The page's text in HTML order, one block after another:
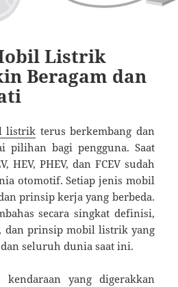
Listrik
Beragam dan
listrik terus berkembang dan
pilihan bagi pengguna. Saat
HEV, PHEV, dan FCEV sudah
otomotif. Setiap jenis mobil
prinsip kerja yang berbeda.
secara singkat definisi,
dan prinsip mobil listrik yang
seluruh dunia saat ini.
kendaraan yang digerakkan